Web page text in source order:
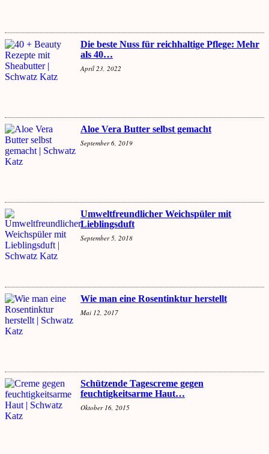
Die beste Nuss für reichhaltige Pflege: Mehr
als 40…
April 23, 2022
Aloe Vera Butter selbst gemacht
September 6, 2019
Umweltfreundlicher Weichspüler mit
Lieblingsduft
September 5, 2018
Wie man eine Rosentinktur herstellt
Mai 12, 2017
Schützende Tagescreme gegen
feuchtigkeitsarme Haut…
Oktober 16, 2015